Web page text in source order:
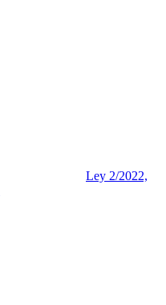
Ley 2/2022,